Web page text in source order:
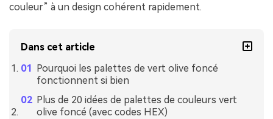
couleur” à un design cohérent rapidement.
Dans cet article
Pourquoi les palettes de vert olive foncé
fonctionnent si bien
Plus de 20 idées de palettes de couleurs vert
olive foncé (avec codes HEX)